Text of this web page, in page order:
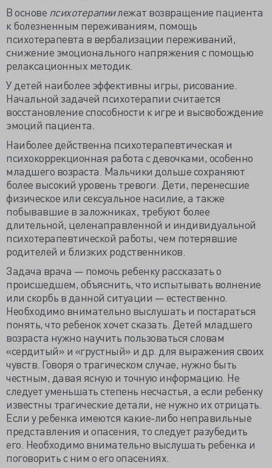
В основе психотерапиилежат возвращение пациента
к болезненным переживаниям, помощь
психотерапевта в вербализации переживаний,
снижение эмоционального напряжения с помощью
релаксационных методик.
У детей наиболее эффективны игры, рисование.
Начальной задачей психотерапии считается
восстановление способности к игре и высвобождение
эмоций пациента.
Наиболее действенна психотерапевтическая и
психокоррекционная работа с девочками, особенно
младшего возраста. Мальчики дольше сохраняют
более высокий уровень тревоги. Дети, перенесшие
физическое или сексуальное насилие, а также
побывавшие в заложниках, требуют более
длительной, целенаправленной и индивидуальной
психотерапевтической работы, чем потерявшие
родителей и близких родственников.
Задача врача — помочь ребенку рассказать о
происшедшем, объяснить, что испытывать волнение
или скорбь в данной ситуации — естественно.
Необходимо внимательно выслушать и постараться
понять, что ребенок хочет сказать. Детей младшего
возраста нужно научить пользоваться словам
«сердитый» и «грустный» и др. для выражения своих
чувств. Говоря о трагическом случае, нужно быть
честным, давая ясную и точную информацию. Не
следует уменьшать степень несчастья, а если ребенку
известны трагические детали, не нужно их отрицать.
Если у ребенка имеются какие-либо неправильные
представления и опасения, то следует разубедить
его. Необходимо внимательно выслушать ребенка и
поговорить с ним о его опасениях.